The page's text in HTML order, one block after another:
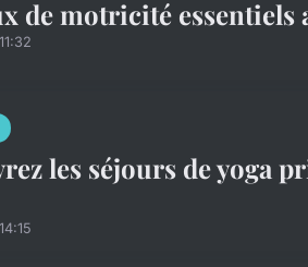
de motricité
les séjours de yoga